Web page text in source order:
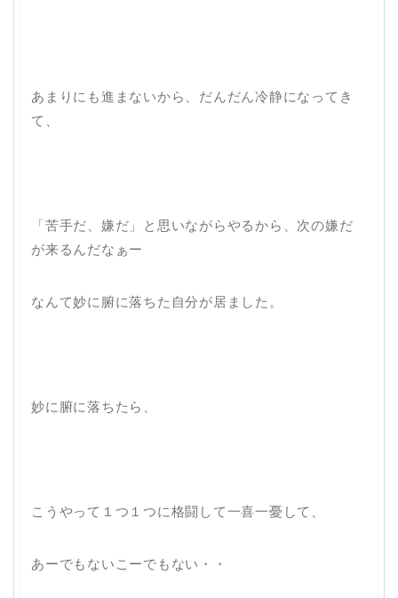
あまりにも進まないから、だんだん冷静になってき
て、
「苦手だ、嫌だ」と思いながらやるから、次の嫌だ
が来るんだなぁー
なんて妙に腑に落ちた自分が居ました。
妙に腑に落ちたら、
こうやって１つ１つに格闘して一喜一憂して、
あーでもないこーでもない・・